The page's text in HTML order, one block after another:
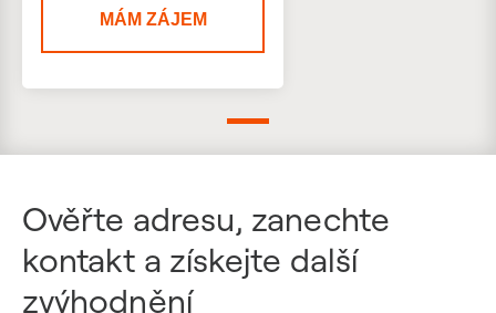
MÁM ZÁJEM
Ověřte adresu, zanechte
kontakt a získejte další
zvýhodnění